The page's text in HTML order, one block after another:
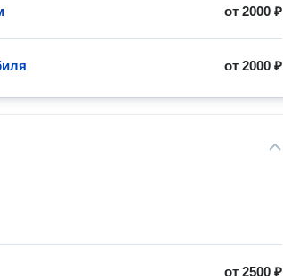
от2000 ₽
от2000 ₽
от2500 ₽